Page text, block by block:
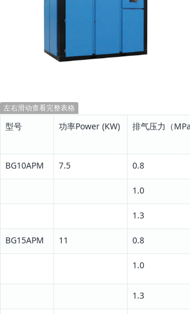
左右滑动查看完整表格
型号 功率Power (KW) 排气压力（MPa
BG10APM 7.5 0.8
1.0
1.3
BG15APM 11 0.8
1.0
1.3